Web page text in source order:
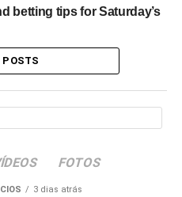
betting tips for Saturday’s
POSTS
FOTOS
3 dias atrás